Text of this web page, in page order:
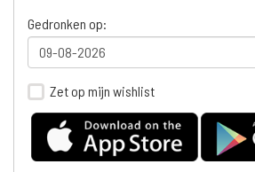
Gedronken op:
Zet op mijn wishlist